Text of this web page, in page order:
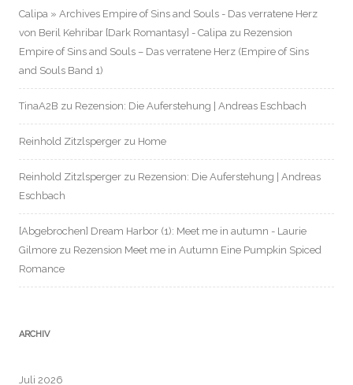
Calipa » Archives Empire of Sins and Souls - Das verratene Herz
von Beril Kehribar [Dark Romantasy] - Calipa zu Rezension
Empire of Sins and Souls – Das verratene Herz (Empire of Sins
and Souls Band 1)
TinaA2B zu Rezension: Die Auferstehung | Andreas Eschbach
Reinhold Zitzlsperger zu Home
Reinhold Zitzlsperger zu Rezension: Die Auferstehung | Andreas
Eschbach
[Abgebrochen] Dream Harbor (1): Meet me in autumn - Laurie
Gilmore zu Rezension Meet me in Autumn Eine Pumpkin Spiced
Romance
ARCHIV
Juli 2026